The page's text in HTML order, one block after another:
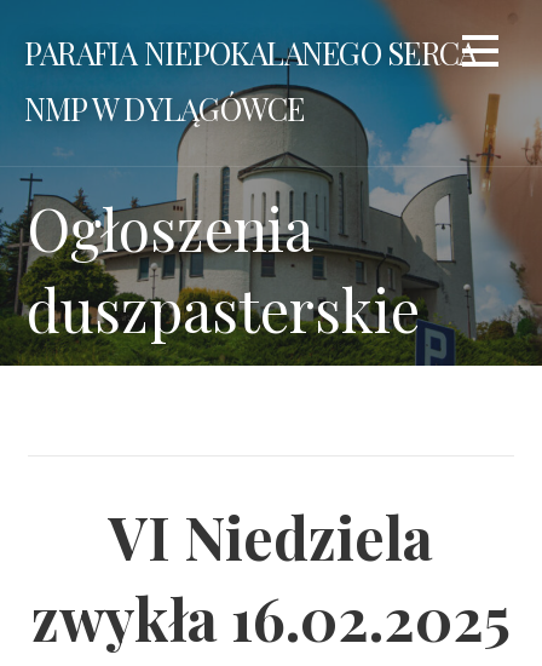
PARAFIA NIEPOKALANEGO SERCA
NMP W DYLĄGÓWCE
Ogłoszenia
duszpasterskie
VI Niedziela
zwykła 16.02.2025